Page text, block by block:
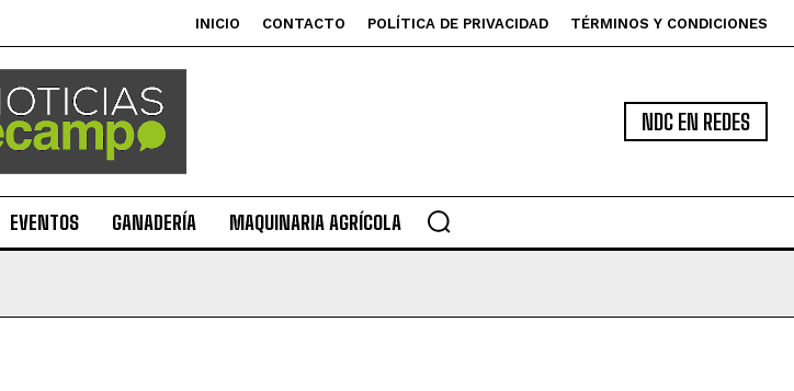
INICIO CONTACTO POLÍTICA DE PRIVACIDAD TÉRMINOS Y CONDICIONES
NDC EN REDES
EVENTOS GANADERÍA MAQUINARIA AGRÍCOLA